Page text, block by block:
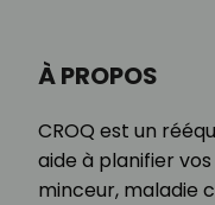
À PROPOS
CROQ est un
aide à planifier
minceur, maladie